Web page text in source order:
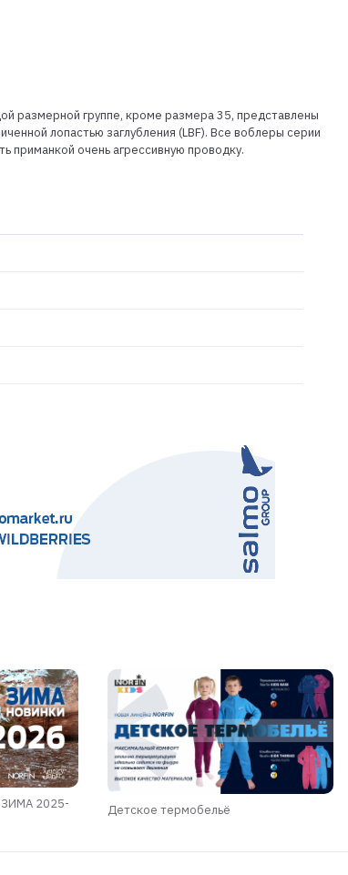
размерной группе, кроме размера 35, представлены
лопастью заглубления (LBF). Все воблеры серии
приманкой очень агрессивную проводку.
ЗИМА 2025-
Детское термобельё